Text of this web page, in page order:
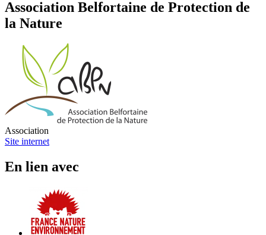
Association Belfortaine de Protection de
la Nature
Association
Site internet
En lien avec